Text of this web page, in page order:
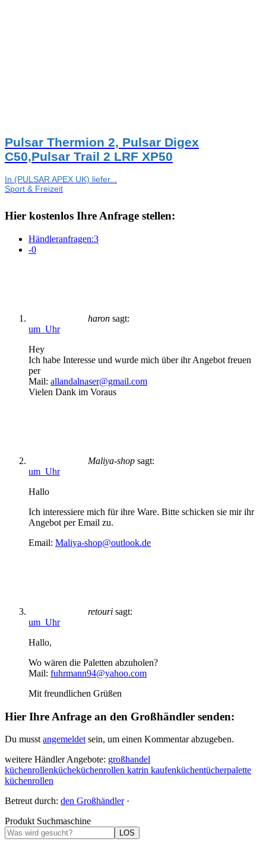
Pulsar Thermion 2, Pulsar Digex
С50,Pulsar Trail 2 LRF XP50
In (PULSAR APEX UK) liefer...
Sport & Freizeit
Hier kostenlos Ihre Anfrage stellen:
Händleranfragen:3
-0
haron sagt:
um Uhr
Hey
Ich habe Interesse und wurde mich über ihr Angebot freuen
per
Mail: allandalnaser@gmail.com
Vielen Dank im Voraus
Maliya-shop sagt:
um Uhr
Hallo
Ich interessiere mich für ihre Ware. Bitte schicken sie mir ihr
Angebot per Email zu.
Email: Maliya-shop@outlook.de
retouri sagt:
um Uhr
Hallo,
Wo wären die Paletten abzuholen?
Mail: fuhrmann94@yahoo.com
Mit freundlichen Grüßen
Hier Ihre Anfrage an den Großhändler senden:
Du musst angemeldet sein, um einen Kommentar abzugeben.
weitere Händler Angebote: großhandel
küchenrollenkücheküchenrollen katrin kaufenküchentücherpalette
küchenrollen
Betreut durch: den Großhändler·
Produkt Suchmaschine
LOS